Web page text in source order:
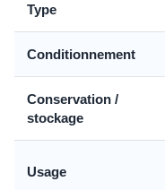
Type
Conditionnement
Conservation /
stockage
Usage